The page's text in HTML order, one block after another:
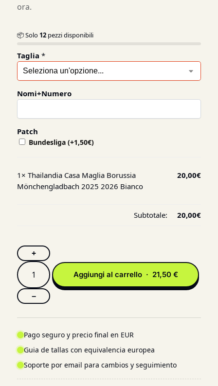
ora.
📦 Solo 12 pezzi disponibili
Taglia *
Nomi+Numero
Patch
Bundesliga (+1,50€)
1× Thailandia Casa Maglia Borussia
Mönchengladbach 2025 2026 Bianco
20,00€
Subtotale: 20,00€
+
−
Aggiungi al carrello · 21,50 €
Pago seguro y precio final en EUR
Guia de tallas con equivalencia europea
Soporte por email para cambios y seguimiento